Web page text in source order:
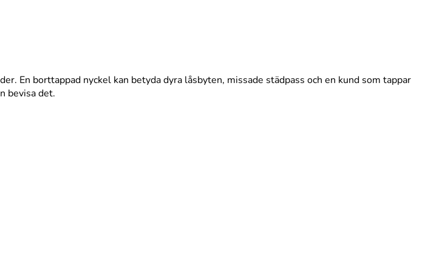
En borttappad nyckel kan betyda dyra låsbyten, missade städpass och en kund som tappar
bevisa det.